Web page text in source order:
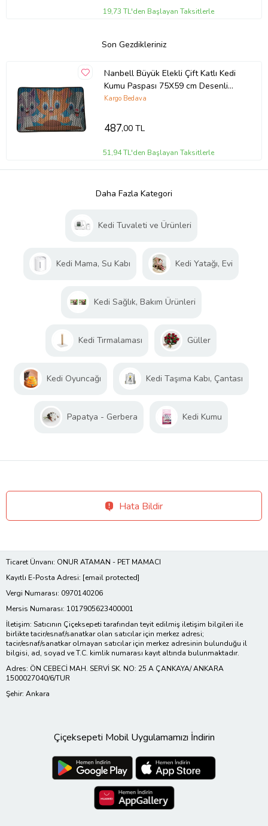
19,73 TL'den Başlayan Taksitlerle
Son Gezdikleriniz
Nanbell Büyük Elekli Çift Katlı Kedi
Kumu Paspası 75X59 cm Desenli
No:2
Kargo Bedava
487,00 TL
51,94 TL'den Başlayan Taksitlerle
Daha Fazla Kategori
Kedi Tuvaleti ve Ürünleri
Kedi Mama, Su Kabı Kedi Yatağı, Evi
Kedi Sağlık, Bakım Ürünleri
Kedi Tırmalaması Güller
Kedi Oyuncağı Kedi Taşıma Kabı, Çantası
Papatya - Gerbera Kedi Kumu
Hata Bildir
Ticaret Ünvanı: ONUR ATAMAN - PET MAMACI
Kayıtlı E-Posta Adresi: [email protected]
Vergi Numarası: 0970140206
Mersis Numarası: 1017905623400001
İletişim: Satıcının Çiçeksepeti tarafından teyit edilmiş iletişim bilgileri ile
birlikte tacir/esnaf/sanatkar olan satıcılar için merkez adresi;
tacir/esnaf/sanatkar olmayan satıcılar için merkez adresinin bulunduğu il
bilgisi, ad, soyad ve T.C. kimlik numarası kayıt altında bulunmaktadır.
Adres: ÖN CEBECİ MAH. SERVİ SK. NO: 25 A ÇANKAYA/ ANKARA
1500027040/6/TUR
Şehir: Ankara
Çiçeksepeti Mobil Uygulamamızı İndirin